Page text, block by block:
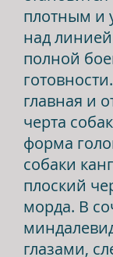
плотным и
над
полной
главная и
черта
форма
собаки
плоский
морда. В
глазами,